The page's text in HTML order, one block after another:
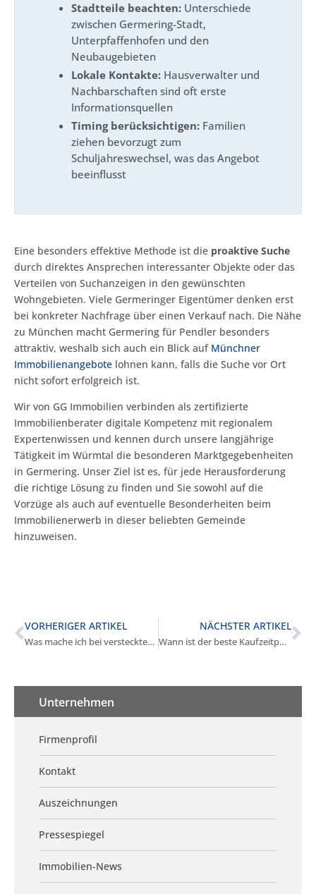
Stadtteile beachten: Unterschiede
zwischen Germering-Stadt,
Unterpfaffenhofen und den
Neubaugebieten
Lokale Kontakte: Hausverwalter und
Nachbarschaften sind oft erste
Informationsquellen
Timing berücksichtigen: Familien
ziehen bevorzugt zum
Schuljahreswechsel, was das Angebot
beeinflusst
Eine besonders effektive Methode ist die proaktive Suche
durch direktes Ansprechen interessanter Objekte oder das
Verteilen von Suchanzeigen in den gewünschten
Wohngebieten. Viele Germeringer Eigentümer denken erst
bei konkreter Nachfrage über einen Verkauf nach. Die Nähe
zu München macht Germering für Pendler besonders
attraktiv, weshalb sich auch ein Blick auf Münchner
Immobilienangebote lohnen kann, falls die Suche vor Ort
nicht sofort erfolgreich ist.
Wir von GG Immobilien verbinden als zertifizierte
Immobilienberater digitale Kompetenz mit regionalem
Expertenwissen und kennen durch unsere langjährige
Tätigkeit im Würmtal die besonderen Marktgegebenheiten
in Germering. Unser Ziel ist es, für jede Herausforderung
die richtige Lösung zu finden und Sie sowohl auf die
Vorzüge als auch auf eventuelle Besonderheiten beim
Immobilienerwerb in dieser beliebten Gemeinde
hinzuweisen.
VORHERIGER ARTIKEL
Was mache ich bei versteckten Mängeln in Germering?
NÄCHSTER ARTIKEL
Wann ist der beste Kaufzeitpunkt in Germering?
Unternehmen
Firmenprofil
Kontakt
Auszeichnungen
Pressespiegel
Immobilien-News